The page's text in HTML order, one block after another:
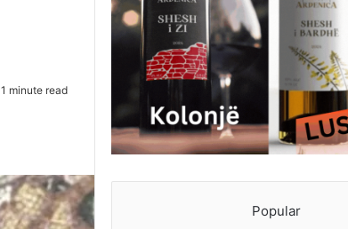
1 minute read
Popular